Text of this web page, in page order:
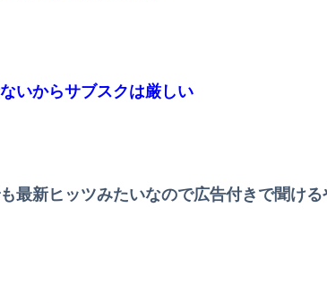
livedoor 相互RSS
いからサブスクは厳しい
最新ヒッツみたいなので広告付きで聞け